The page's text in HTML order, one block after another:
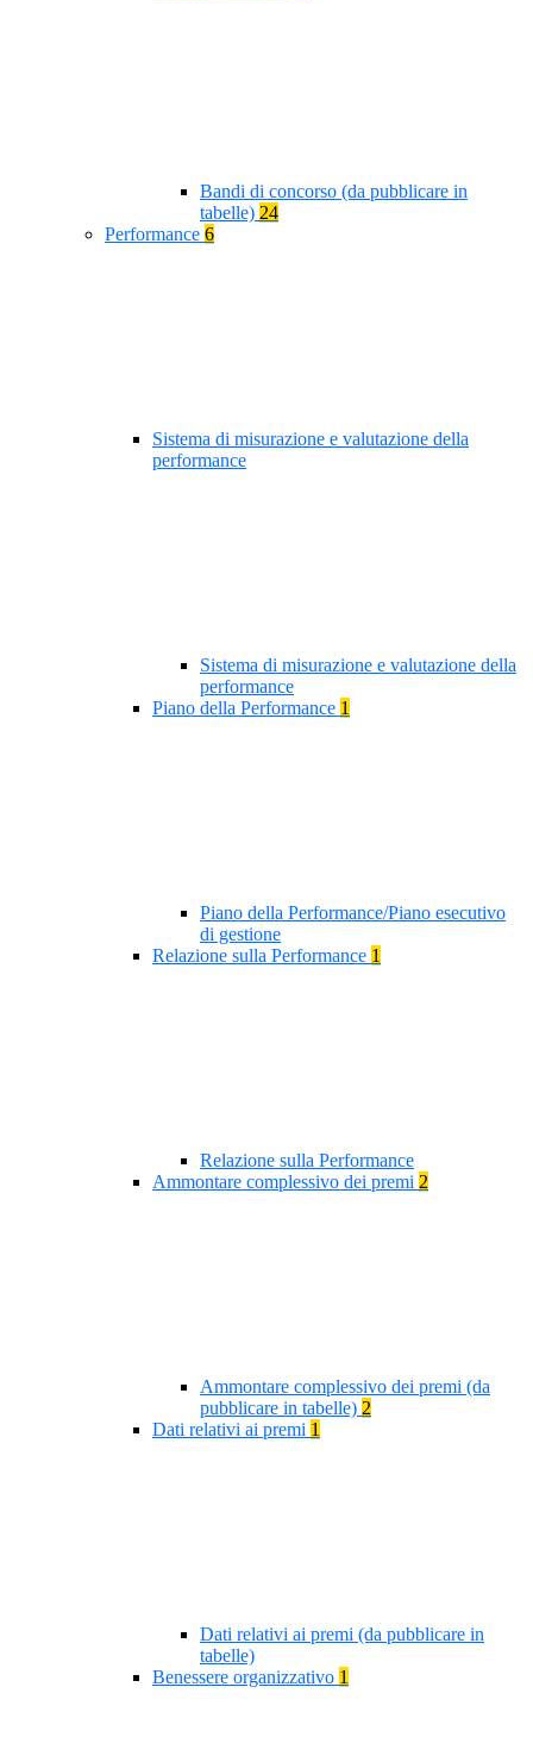
Bandi di concorso (da pubblicare in
tabelle) 24
Performance 6
Sistema di misurazione e valutazione della
performance
Sistema di misurazione e valutazione della
performance
Piano della Performance 1
Piano della Performance/Piano esecutivo
di gestione
Relazione sulla Performance 1
Relazione sulla Performance
Ammontare complessivo dei premi 2
Ammontare complessivo dei premi (da
pubblicare in tabelle) 2
Dati relativi ai premi 1
Dati relativi ai premi (da pubblicare in
tabelle)
Benessere organizzativo 1